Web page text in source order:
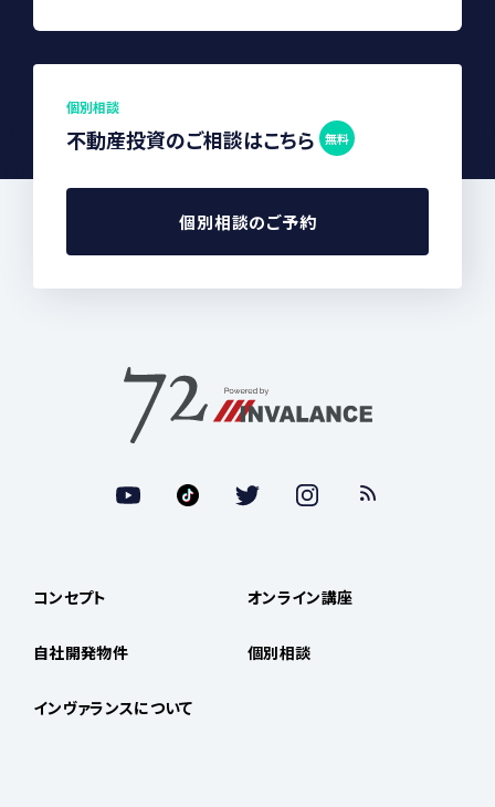
個別相談
不動産投資のご相談はこちら 無料
個別相談のご予約
コンセプト
自社開発物件
インヴァランスについて
オンライン講座
個別相談